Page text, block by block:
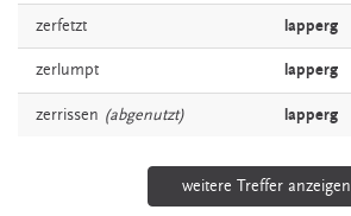
zerfetzt lapperg
zerlumpt lapperg
zerrissen (abgenutzt) lapperg
weitere Treffer anzeigen